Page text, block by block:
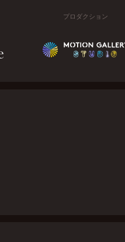
プロダクション